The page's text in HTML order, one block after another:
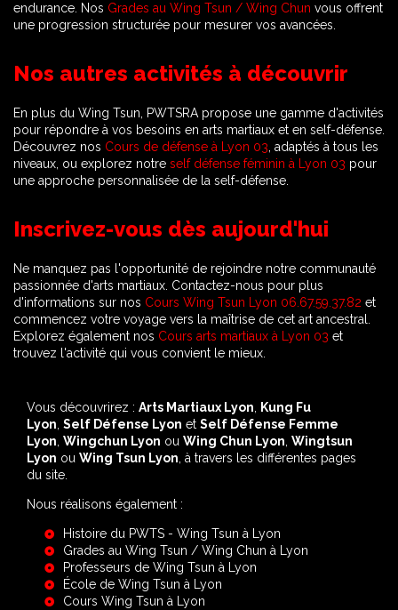
endurance. Nos Grades au Wing Tsun / Wing Chun vous offrent
une progression structurée pour mesurer vos avancées.
Nos autres activités à découvrir
En plus du Wing Tsun, PWTSRA propose une gamme d'activités
pour répondre à vos besoins en arts martiaux et en self-défense.
Découvrez nos Cours de défense à Lyon 03 , adaptés à tous les
niveaux, ou explorez notre self défense féminin à Lyon 03 pour
une approche personnalisée de la self-défense.
Inscrivez-vous dès aujourd'hui
Ne manquez pas l'opportunité de rejoindre notre communauté
passionnée d'arts martiaux. Contactez-nous pour plus
d'informations sur nos Cours Wing Tsun Lyon 06.67.59.37.82 et
commencez votre voyage vers la maîtrise de cet art ancestral.
Explorez également nos Cours arts martiaux à Lyon 03 et
trouvez l'activité qui vous convient le mieux.
Vous découvrirez : Arts Martiaux Lyon
Kung Fu
Lyon Self Défense Lyon et Self Défense Femme
Lyon Wingchun Lyon ou Wing Chun Lyon Wingtsun
Lyon ou Wing Tsun Lyon , à travers les différentes pages
du site.
Nous réalisons également :
Histoire du PWTS - Wing Tsun à Lyon
Grades au Wing Tsun / Wing Chun à Lyon
Professeurs de Wing Tsun à Lyon
École de Wing Tsun à Lyon
Cours Wing Tsun à Lyon